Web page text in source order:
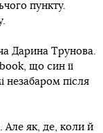
пункту.
Дарина Трунова.
що син її
незабаром після
Але як, де, коли й